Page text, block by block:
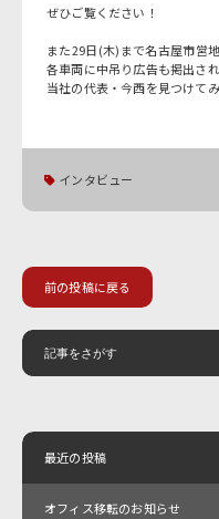
ぜひご覧ください！
また29日(木)まで名古屋市営
各車両に中吊り広告も掲出され
当社の代表・今西を見つけて
インタビュー
前の投稿に戻る
最近の投稿
オフィス移転のお知らせ